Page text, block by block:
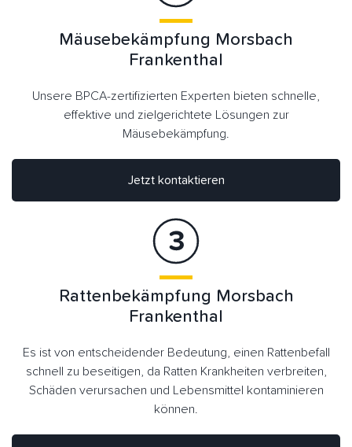
Jetzt kontaktieren
Mäusebekämpfung Morsbach
Frankenthal
Unsere BPCA-zertifizierten Experten bieten schnelle,
effektive und zielgerichtete Lösungen zur
Mäusebekämpfung.
Rattenbekämpfung Morsbach
Frankenthal
Es ist von entscheidender Bedeutung, einen Rattenbefall
schnell zu beseitigen, da Ratten Krankheiten verbreiten,
Schäden verursachen und Lebensmittel kontaminieren
können.